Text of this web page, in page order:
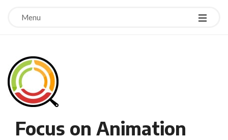
Menu
Focus on Animation